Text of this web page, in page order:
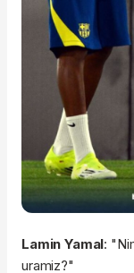
Lamin Yamal:
uramiz?"